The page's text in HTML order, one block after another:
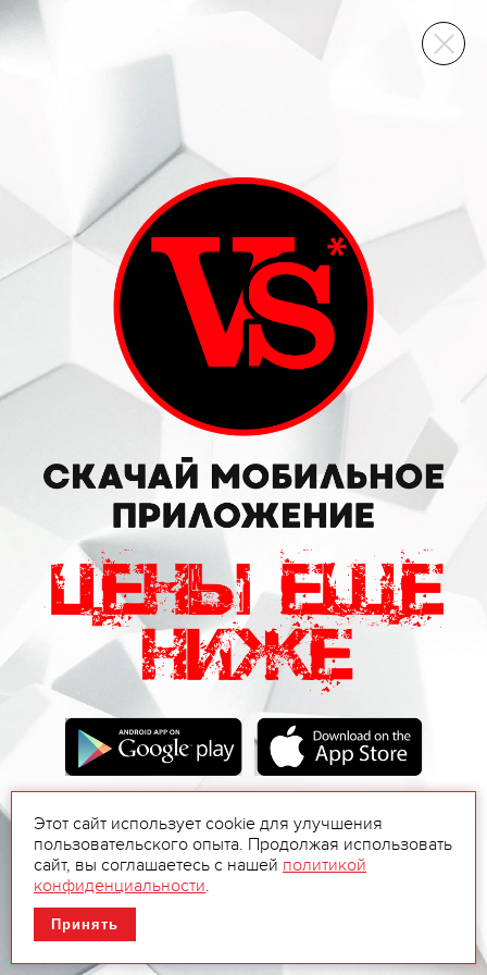
ВИННЫЙ СКЛАД
Этот сайт использует cookie для улучшения
пользовательского опыта. Продолжая использовать
сайт, вы соглашаетесь с нашей политикой
конфиденциальности.
Принять